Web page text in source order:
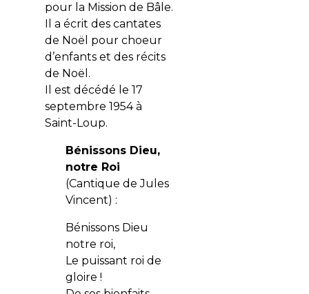
pour la Mission de Bâle.
Il a écrit des cantates
de Noël pour choeur
d’enfants et des récits
de Noël.
Il est décédé le 17
septembre 1954 à
Saint-Loup.
Bénissons Dieu,
notre Roi
(Cantique de Jules
Vincent) :
Bénissons Dieu
notre roi,
Le puissant roi de
gloire !